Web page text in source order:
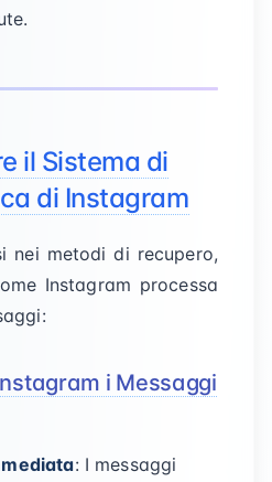
il Sistema di
di Instagram
nei metodi di recupero,
Instagram processa
i Messaggi
: I messaggi